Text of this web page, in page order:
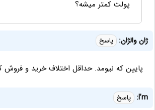
پولت کمتر میشه؟
ژان والژان: پاسخ
پایین که نیومد. حداقل اختلاف خرید و فروش
I’m: پاسخ